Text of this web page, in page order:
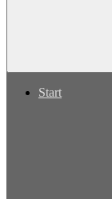
Start